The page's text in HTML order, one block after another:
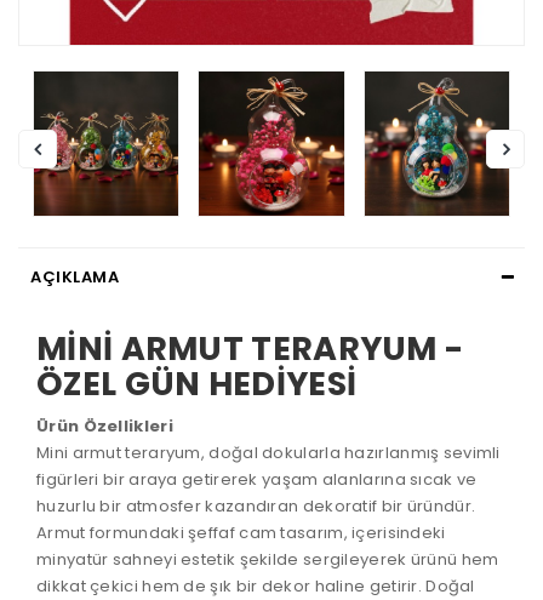
AÇIKLAMA
MİNİ ARMUT TERARYUM -
ÖZEL GÜN HEDİYESİ
Ürün Özellikleri
Mini armut teraryum, doğal dokularla hazırlanmış sevimli
figürleri bir araya getirerek yaşam alanlarına sıcak ve
huzurlu bir atmosfer kazandıran dekoratif bir üründür.
Armut formundaki şeffaf cam tasarım, içerisindeki
minyatür sahneyi estetik şekilde sergileyerek ürünü hem
dikkat çekici hem de şık bir dekor haline getirir. Doğal